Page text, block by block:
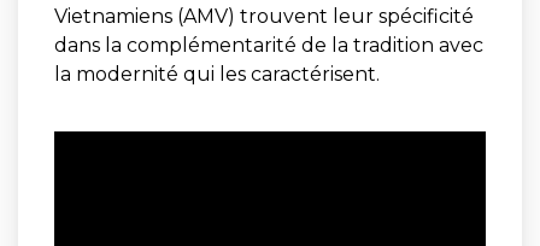
Vietnamiens (AMV) trouvent leur spécificité
dans la complémentarité de la tradition avec
la modernité qui les caractérisent.